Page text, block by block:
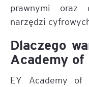
prawnymi oraz
narzędzi
Dlaczego
Academy of
EY Academy of